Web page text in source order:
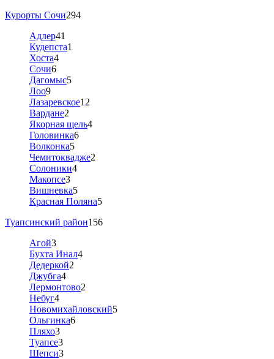
Курорты Сочи294
Адлер41
Кудепста1
Хоста4
Сочи6
Дагомыс5
Лоо9
Лазаревское12
Вардане2
Якорная щель4
Головинка6
Волконка5
Чемитоквадже2
Солоники4
Макопсе3
Вишневка5
Красная Поляна5
Туапсинский район156
Агой3
Бухта Инал4
Дедеркой2
Джубга4
Лермонтово2
Небуг4
Новомихайловский5
Ольгинка6
Пляхо3
Туапсе3
Шепси3